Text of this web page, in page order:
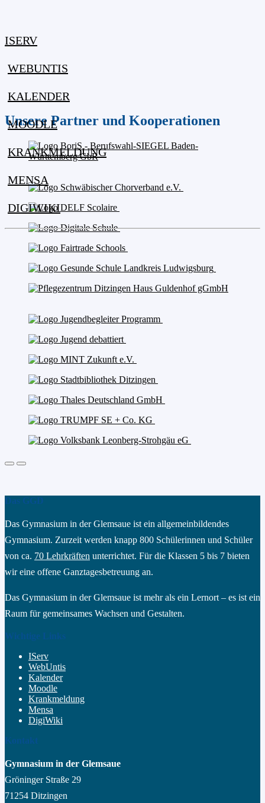
ISERV
WEBUNTIS
KALENDER
MOODLE
KRANKMELDUNG
MENSA
DIGIWIKI
Unsere Partner und Kooperationen
Das GGD
Das Gymnasium in der Glemsaue ist ein allgemeinbildendes
Gymnasium. Zurzeit werden knapp 800 Schülerinnen und Schüler
von ca. 70 Lehrkräften unterrichtet. Für die Klassen 5 bis 7 bieten
wir eine offene Ganztagesbetreuung an.
Das Gymnasium in der Glemsaue ist mehr als ein Lernort – es ist ein
Raum für gemeinsames Wachsen und Gestalten.
Wichtige Links
IServ
WebUntis
Kalender
Moodle
Krankmeldung
Mensa
DigiWiki
Kontakt
Gymnasium in der Glemsaue
Gröninger Straße 29
71254 Ditzingen